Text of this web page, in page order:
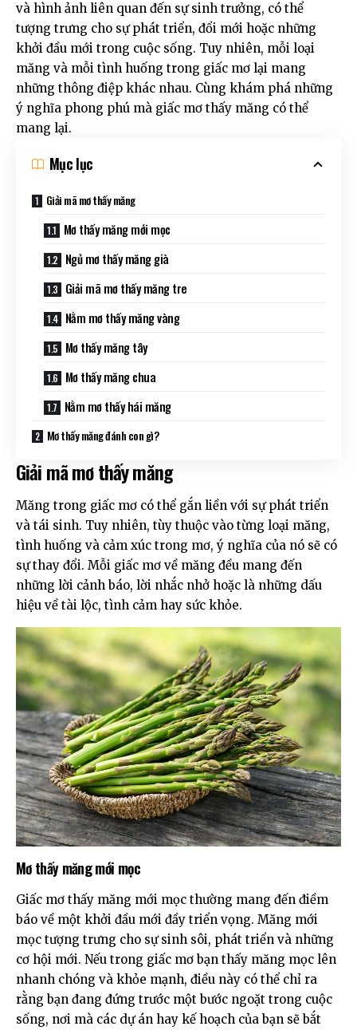
và hình ảnh liên quan đến sự sinh trưởng, có thể
tượng trưng cho sự phát triển, đổi mới hoặc những
khởi đầu mới trong cuộc sống. Tuy nhiên, mỗi loại
măng và mỗi tình huống trong giấc mơ lại mang
những thông điệp khác nhau. Cùng khám phá những
ý nghĩa phong phú mà giấc mơ thấy măng có thể
mang lại.
Mục lục
Giải mã mơ thấy măng
Mơ thấy măng mới mọc
Ngủ mơ thấy măng già
Giải mã mơ thấy măng tre
Nằm mơ thấy măng vàng
Mơ thấy măng tây
Mơ thấy măng chua
Nằm mơ thấy hái măng
Mơ thấy măng đánh con gì?
Giải mã mơ thấy măng
Măng trong giấc mơ có thể gắn liền với sự phát triển
và tái sinh. Tuy nhiên, tùy thuộc vào từng loại măng,
tình huống và cảm xúc trong mơ, ý nghĩa của nó sẽ có
sự thay đổi. Mỗi giấc mơ về măng đều mang đến
những lời cảnh báo, lời nhắc nhở hoặc là những dấu
hiệu về tài lộc, tình cảm hay sức khỏe.
Mơ thấy măng mới mọc
Giấc mơ thấy măng mới mọc thường mang đến điềm
báo về một khởi đầu mới đầy triển vọng. Măng mới
mọc tượng trưng cho sự sinh sôi, phát triển và những
cơ hội mới. Nếu trong giấc mơ bạn thấy măng mọc lên
nhanh chóng và khỏe mạnh, điều này có thể chỉ ra
rằng bạn đang đứng trước một bước ngoặt trong cuộc
sống, nơi mà các dự án hay kế hoạch của bạn sẽ bắt